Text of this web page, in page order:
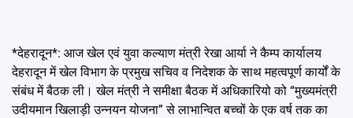
*देहरादून*: आज खेल एवं युवा कल्याण मंत्री रेखा आर्या ने कैम्प कार्यालय
देहरादून में खेल विभाग के प्रमुख सचिव व निदेशक के साथ महत्वपूर्ण कार्यों के
संबंध में बैठक ली। खेल मंत्री ने समीक्षा बैठक में अधिकारियो को “मुख्यमंत्री
उदीयमान खिलाड़ी उन्नयन योजना” से लाभान्वित बच्चों के एक वर्ष तक का